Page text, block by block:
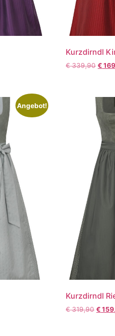
Kurzdirndl
€339,90 €
Angebot!
Kurzdirndl
€319,90 €